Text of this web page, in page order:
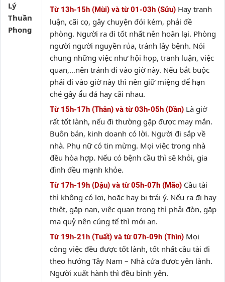
Lý
Thuần
Phong
Từ 13h-15h (Mùi) và từ 01-03h (Sửu) Hay tranh
luận, cãi cọ, gây chuyện đói kém, phải đề
phòng. Người ra đi tốt nhất nên hoãn lại. Phòng
người người nguyền rủa, tránh lây bệnh. Nói
chung những việc như hội họp, tranh luận, việc
quan,…nên tránh đi vào giờ này. Nếu bắt buộc
phải đi vào giờ này thì nên giữ miệng để hạn
ché gây ẩu đả hay cãi nhau.
Từ 15h-17h (Thân) và từ 03h-05h (Dần) Là giờ
rất tốt lành, nếu đi thường gặp được may mắn.
Buôn bán, kinh doanh có lời. Người đi sắp về
nhà. Phụ nữ có tin mừng. Mọi việc trong nhà
đều hòa hợp. Nếu có bệnh cầu thì sẽ khỏi, gia
đình đều mạnh khỏe.
Từ 17h-19h (Dậu) và từ 05h-07h (Mão) Cầu tài
thì không có lợi, hoặc hay bị trái ý. Nếu ra đi hay
thiệt, gặp nạn, việc quan trọng thì phải đòn, gặp
ma quỷ nên cúng tế thì mới an.
Từ 19h-21h (Tuất) và từ 07h-09h (Thìn) Mọi
công việc đều được tốt lành, tốt nhất cầu tài đi
theo hướng Tây Nam – Nhà cửa được yên lành.
Người xuất hành thì đều bình yên.